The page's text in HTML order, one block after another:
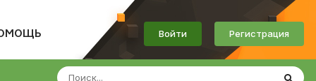
Войти Регистрация